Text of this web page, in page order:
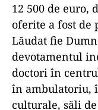
12 500 de euro,
oferite a fost de
Lăudat fie
devotamentul
doctori în
în ambulatoriu,
culturale, săli